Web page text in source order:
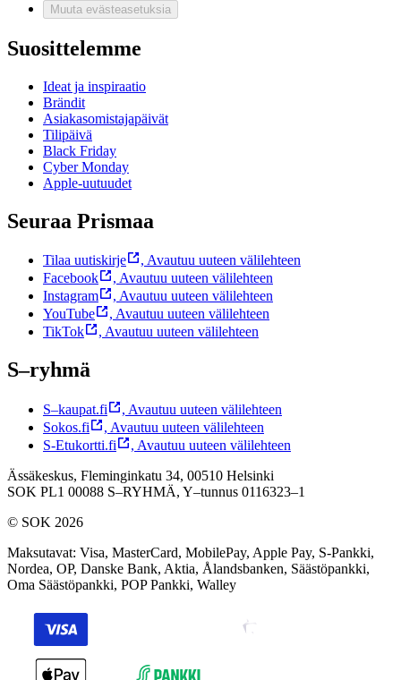
Muuta evästeasetuksia
Suosittelemme
Ideat ja inspiraatio
Brändit
Asiakasomistajapäivät
Tilipäivä
Black Friday
Cyber Monday
Apple-uutuudet
Seuraa Prismaa
Tilaa uutiskirje , Avautuu uuteen välilehteen
Facebook
, Avautuu uuteen välilehteen
Instagram
, Avautuu uuteen välilehteen
YouTube
, Avautuu uuteen välilehteen
TikTok
, Avautuu uuteen välilehteen
S–ryhmä
S–kaupat.fi , Avautuu uuteen välilehteen
Sokos.fi
, Avautuu uuteen välilehteen
S-Etukortti.fi
, Avautuu uuteen välilehteen
Ässäkeskus, Fleminginkatu 34, 00510 Helsinki
SOK PL1 00088 S–RYHMÄ, Y–tunnus 0116323–1
© SOK 2026
Maksutavat: Visa, MasterCard, MobilePay, Apple Pay, S-Pankki,
Nordea, OP, Danske Bank, Aktia, Ålandsbanken, Säästöpankki,
Oma Säästöpankki, POP Pankki, Walley